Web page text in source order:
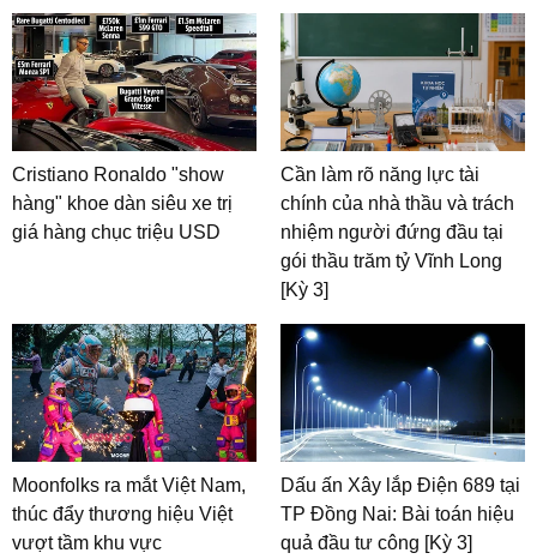
Cristiano Ronaldo "show
hàng" khoe dàn siêu xe trị
giá hàng chục triệu USD
Cần làm rõ năng lực tài
chính của nhà thầu và trách
nhiệm người đứng đầu tại
gói thầu trăm tỷ Vĩnh Long
[Kỳ 3]
Moonfolks ra mắt Việt Nam,
thúc đẩy thương hiệu Việt
vượt tầm khu vực
Dấu ấn Xây lắp Điện 689 tại
TP Đồng Nai: Bài toán hiệu
quả đầu tư công [Kỳ 3]